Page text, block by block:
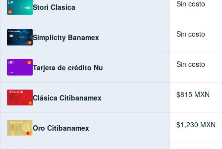
Stori Clasica Sin costo
Simplicity Banamex Sin costo
Tarjeta de crédito Nu Sin costo
Clásica Citibanamex $815 MXN
Oro Citibanamex $1,230 MXN